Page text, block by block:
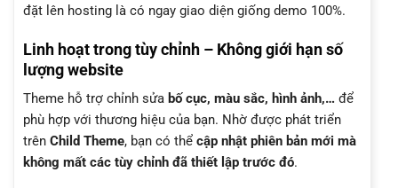
đặt lên hosting là có ngay giao diện giống demo 100%.
Linh hoạt trong tùy chỉnh – Không giới hạn số
lượng website
Theme hỗ trợ chỉnh sửa bố cục, màu sắc, hình ảnh,… để
phù hợp với thương hiệu của bạn. Nhờ được phát triển
trên Child Theme, bạn có thể cập nhật phiên bản mới mà
không mất các tùy chỉnh đã thiết lập trước đó.